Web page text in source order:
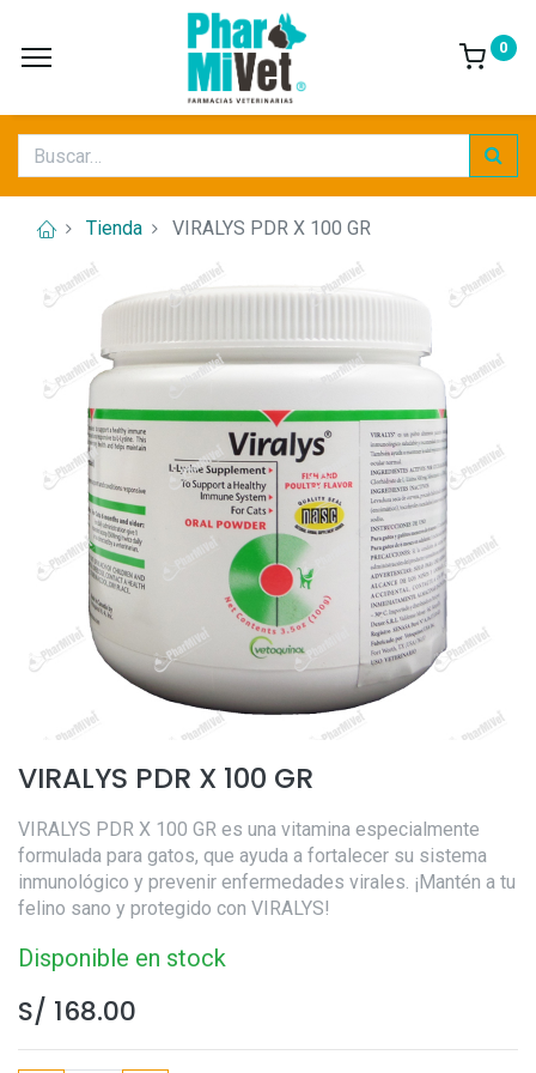
0
Tienda VIRALYS PDR X 100 GR
VIRALYS PDR X 100 GR
VIRALYS PDR X 100 GR es una vitamina especialmente
formulada para gatos, que ayuda a fortalecer su sistema
inmunológico y prevenir enfermedades virales. ¡Mantén a tu
felino sano y protegido con VIRALYS!
Disponible en stock
S/ 168.00